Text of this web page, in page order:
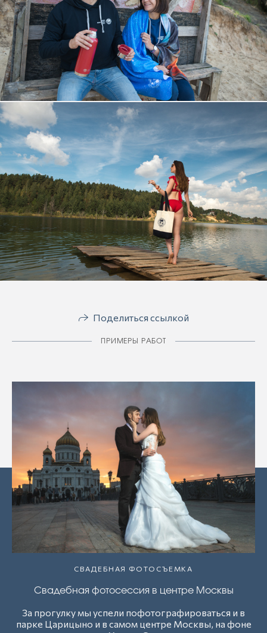
Поделиться ссылкой
ПРИМЕРЫ РАБОТ
СВАДЕБНАЯ ФОТОСЪЕМКА
Свадебная фотосессия в центре Москвы
За прогулку мы успели пофотографироваться и в
парке Царицыно и в самом центре Москвы, на фоне